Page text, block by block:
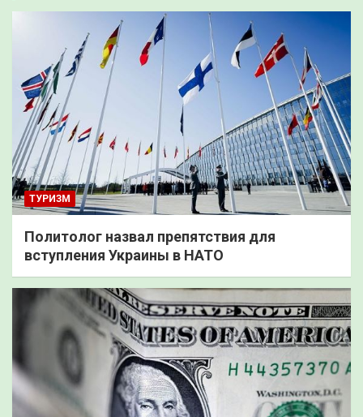
ТУРИЗМ
Политолог назвал препятствия для
вступления Украины в НАТО